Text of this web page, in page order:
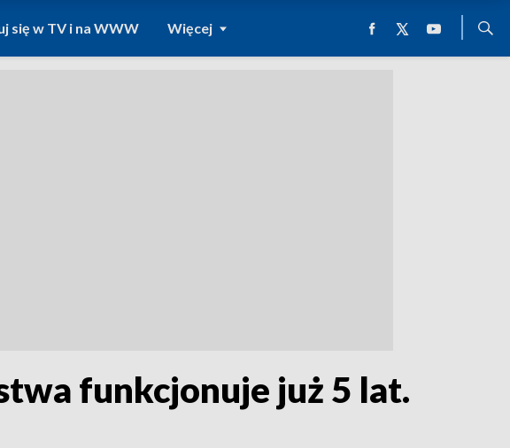
się w TV i na WWW Więcej
funkcjonuje już 5 lat.